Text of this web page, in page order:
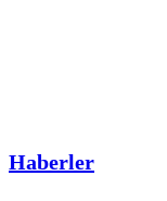
Haberler